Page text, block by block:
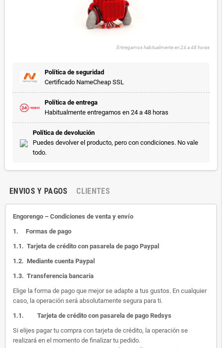
Entregamos habitualmente en 24 a 48 horas
Política de seguridad
Certificado NameCheap SSL
Política de entrega
Habitualmente entregamos en 24 a 48 horas
Política de devolución
Puedes devolver el producto, pero con condiciones. No vale
todo.
ENVIOS Y PAGOS CLIENTES
Engorengo – Condiciones de venta y envío
1. Formas de pago
1.1. Tarjeta de crédito con pasarela de pago Paypal
1.2. Mediante cuenta Paypal
1.3. Transferencia bancaria
Elige la forma de pago que mejor se adapte a tus gustos. En cualquier
caso, la operación será absolutamente segura para ti.
1.1. Tarjeta de crédito con pasarela de pago Redsys
Si elijes pagar tu compra con tarjeta de crédito, la operación se
realizará en el momento de finalizar tu pedido.